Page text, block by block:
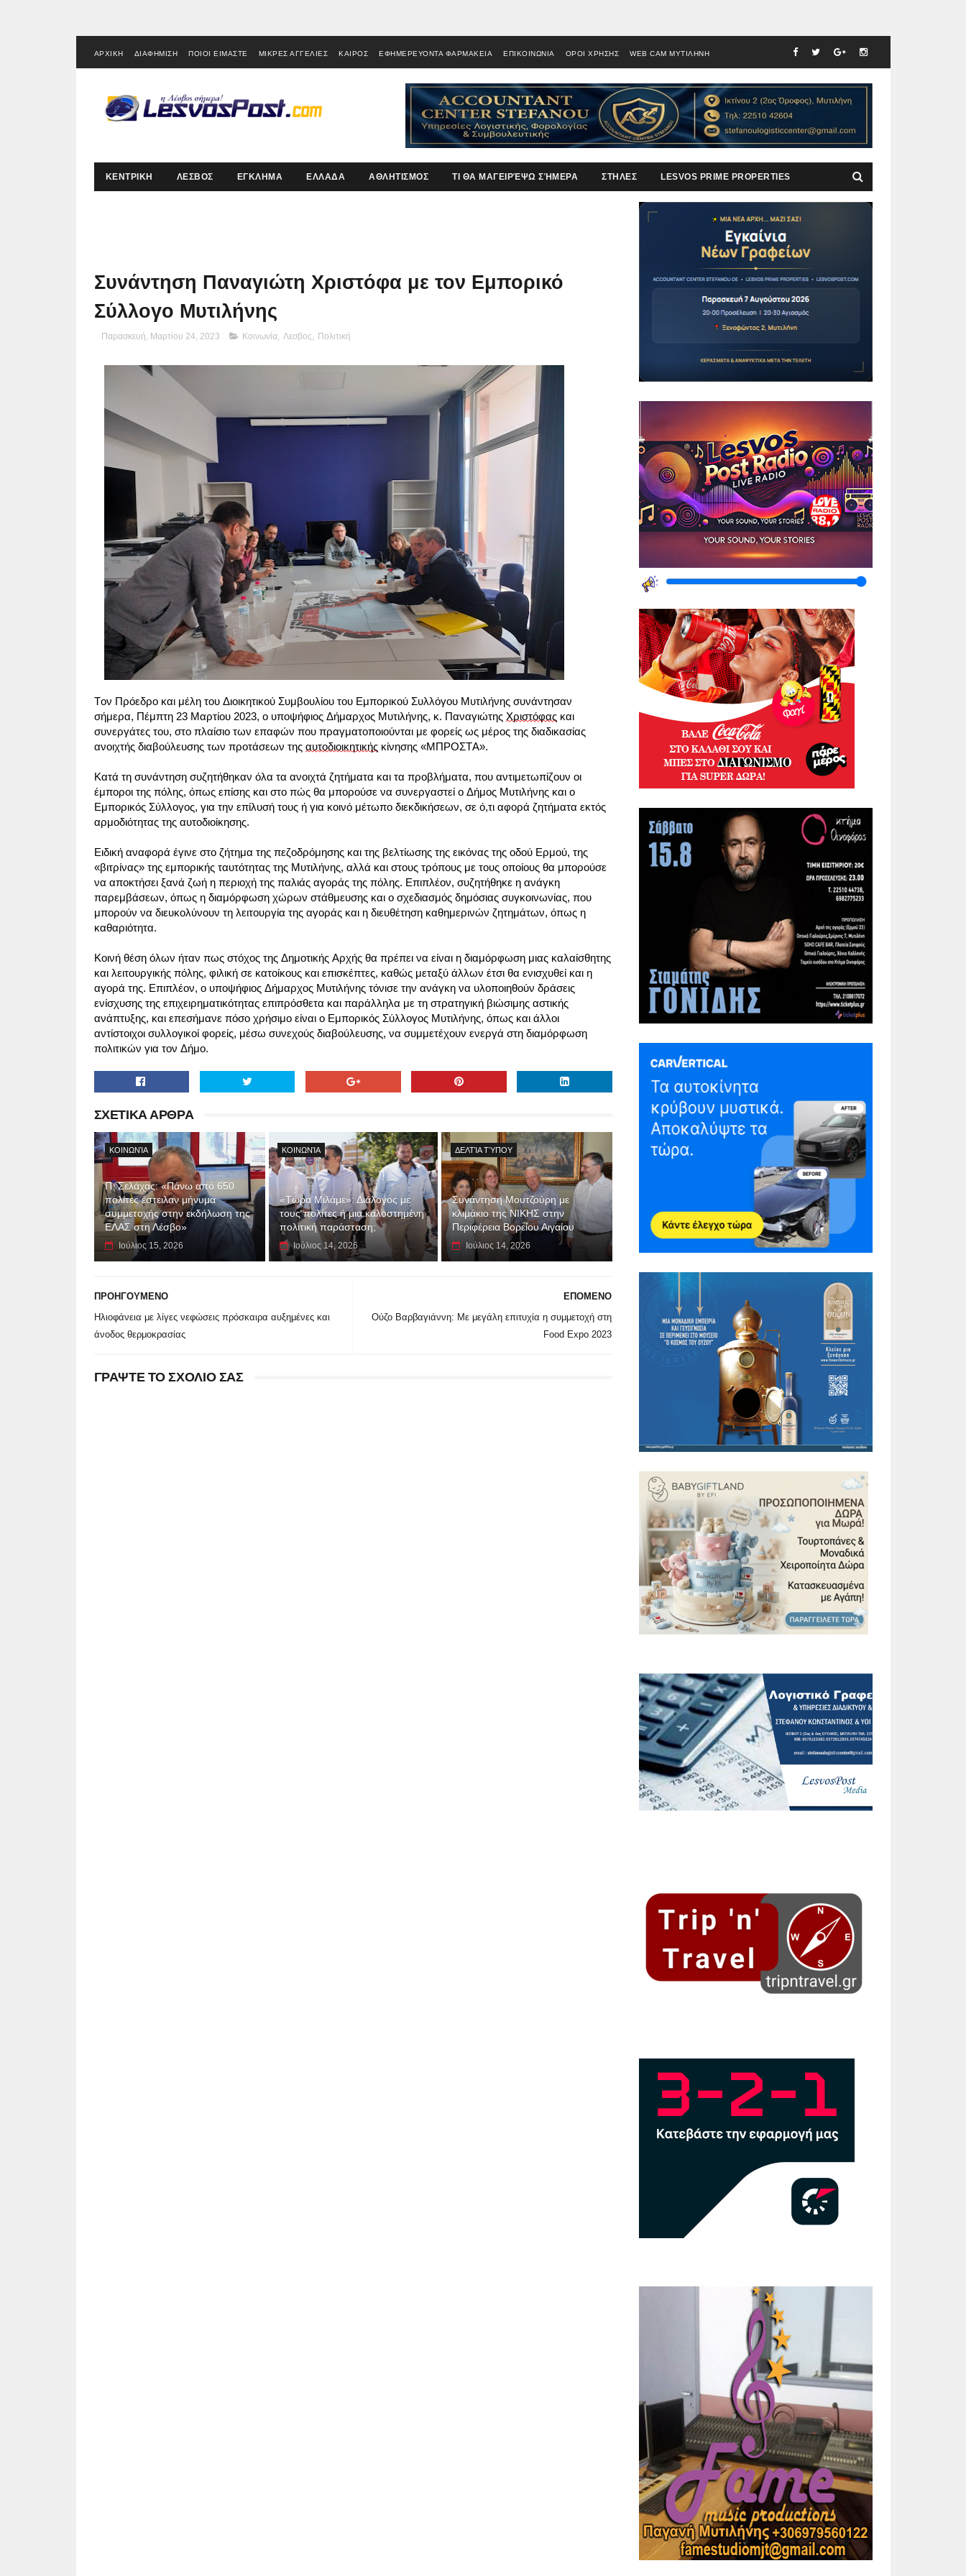
ΑΡΧΙΚΗ ΔΙΑΦΗΜΙΣΗ ΠΟΙΟΙ ΕΙΜΑΣΤΕ ΜΙΚΡΕΣ ΑΓΓΕΛΙΕΣ ΚΑΙΡΟΣ ΕΦΗΜΕΡΕΥΟΝΤΑ ΦΑΡΜΑΚΕΙΑ ΕΠΙΚΟΙΝΩΝΙΑ ΟΡΟΙ ΧΡΗΣΗΣ WEB CAM ΜΥΤΙΛΗΝΗ
ΚΕΝΤΡΙΚΗ ΛΕΣΒΟΣ ΕΓΚΛΗΜΑ ΕΛΛΑΔΑ ΑΘΛΗΤΙΣΜΟΣ ΤΙ ΘΑ ΜΑΓΕΙΡΈΨΩ ΣΉΜΕΡΑ ΣΤΗΛΕΣ LESVOS PRIME PROPERTIES
Συνάντηση Παναγιώτη Χριστόφα με τον Εμπορικό
Σύλλογο Μυτιλήνης
Παρασκευή, Μαρτίου 24, 2023 Κοινωνία, Λεσβος, Πολιτική
Τον Πρόεδρο και μέλη του Διοικητικού Συμβουλίου του Εμπορικού Συλλόγου Μυτιλήνης συνάντησαν
σήμερα, Πέμπτη 23 Μαρτίου 2023, ο υποψήφιος Δήμαρχος Μυτιλήνης, κ. Παναγιώτης Χριστόφας και
συνεργάτες του, στο πλαίσιο των επαφών που πραγματοποιούνται με φορείς ως μέρος της διαδικασίας
ανοιχτής διαβούλευσης των προτάσεων της αυτοδιοικητικής κίνησης «ΜΠΡΟΣΤΑ».
Κατά τη συνάντηση συζητήθηκαν όλα τα ανοιχτά ζητήματα και τα προβλήματα, που αντιμετωπίζουν οι
έμποροι της πόλης, όπως επίσης και στο πώς θα μπορούσε να συνεργαστεί ο Δήμος Μυτιλήνης και ο
Εμπορικός Σύλλογος, για την επίλυσή τους ή για κοινό μέτωπο διεκδικήσεων, σε ό,τι αφορά ζητήματα εκτός
αρμοδιότητας της αυτοδιοίκησης.
Ειδική αναφορά έγινε στο ζήτημα της πεζοδρόμησης και της βελτίωσης της εικόνας της οδού Ερμού, της
«βιτρίνας» της εμπορικής ταυτότητας της Μυτιλήνης, αλλά και στους τρόπους με τους οποίους θα μπορούσε
να αποκτήσει ξανά ζωή η περιοχή της παλιάς αγοράς της πόλης. Επιπλέον, συζητήθηκε η ανάγκη
παρεμβάσεων, όπως η διαμόρφωση χώρων στάθμευσης και ο σχεδιασμός δημόσιας συγκοινωνίας, που
μπορούν να διευκολύνουν τη λειτουργία της αγοράς και η διευθέτηση καθημερινών ζητημάτων, όπως η
καθαριότητα.
Κοινή θέση όλων ήταν πως στόχος της Δημοτικής Αρχής θα πρέπει να είναι η διαμόρφωση μιας καλαίσθητης
και λειτουργικής πόλης, φιλική σε κατοίκους και επισκέπτες, καθώς μεταξύ άλλων έτσι θα ενισχυθεί και η
αγορά της. Επιπλέον, ο υποψήφιος Δήμαρχος Μυτιλήνης τόνισε την ανάγκη να υλοποιηθούν δράσεις
ενίσχυσης της επιχειρηματικότητας επιπρόσθετα και παράλληλα με τη στρατηγική βιώσιμης αστικής
ανάπτυξης, και επεσήμανε πόσο χρήσιμο είναι ο Εμπορικός Σύλλογος Μυτιλήνης, όπως και άλλοι
αντίστοιχοι συλλογικοί φορείς, μέσω συνεχούς διαβούλευσης, να συμμετέχουν ενεργά στη διαμόρφωση
πολιτικών για τον Δήμο.
ΣΧΕΤΙΚΑ ΑΡΘΡΑ
ΚΟΙΝΩΝΊΑ
Π. Σελάχας: «Πάνω από 650
πολίτες έστειλαν μήνυμα
συμμετοχής στην εκδήλωση της
ΕΛΑΣ στη Λέσβο»
Ιούλιος 15, 2026
ΚΟΙΝΩΝΊΑ
«Τώρα Μιλάμε»: Διάλογος με
τους πολίτες ή μια καλοστημένη
πολιτική παράσταση;
Ιούλιος 14, 2026
ΔΕΛΤΊΑ ΤΎΠΟΥ
Συνάντηση Μουτζούρη με
κλιμάκιο της ΝΙΚΗΣ στην
Περιφέρεια Βορείου Αιγαίου
Ιούλιος 14, 2026
ΕΠΟΜΕΝΟ
Ούζο Βαρβαγιάννη: Με μεγάλη επιτυχία η συμμετοχή στη
Food Expo 2023
ΠΡΟΗΓΟΥΜΕΝΟ
Ηλιοφάνεια με λίγες νεφώσεις πρόσκαιρα αυξημένες και
άνοδος θερμοκρασίας
ΓΡΑΨΤΕ ΤΟ ΣΧΟΛΙΟ ΣΑΣ